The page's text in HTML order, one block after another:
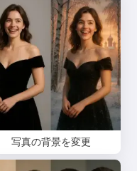
写真の背景を変更